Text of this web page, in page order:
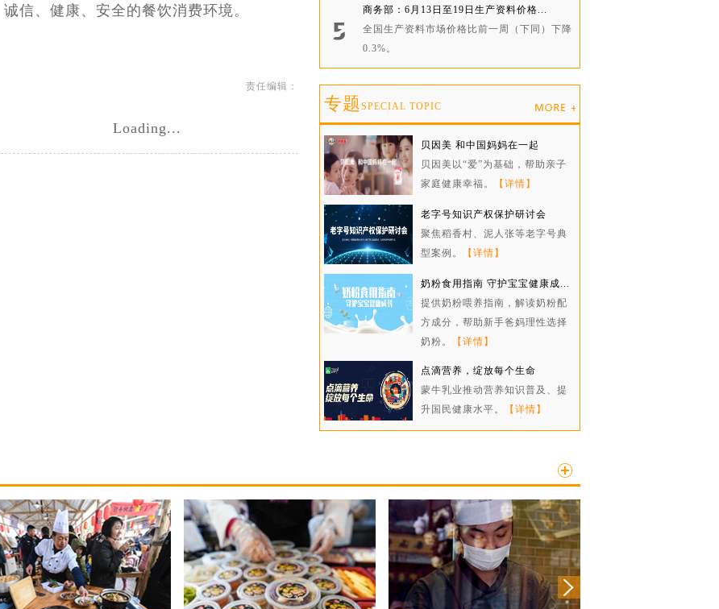
信、健康、安全的餐饮消费环境。
责任编辑：
Loading...
商务部：6月13日至19日生产资料价格...
全国生产资料市场价格比前一周（下同）下降
0.3%。
专题SPECIAL TOPIC
贝因美 和中国妈妈在一起
贝因美以“爱”为基础，帮助亲子
家庭健康幸福。
【详情】
老字号知识产权保护研讨会
聚焦稻香村、泥人张等老字号典
型案例。
【详情】
奶粉食用指南 守护宝宝健康成...
提供奶粉喂养指南，解读奶粉配
方成分，帮助新手爸妈理性选择
奶粉。
【详情】
点滴营养，绽放每个生命
蒙牛乳业推动营养知识普及、提
升国民健康水平。
【详情】